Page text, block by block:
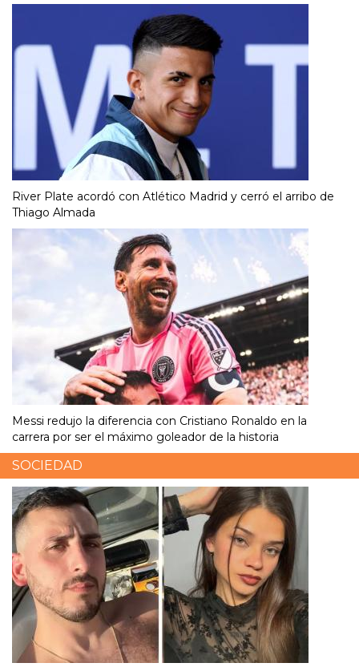
River Plate acordó con Atlético Madrid y cerró el arribo de
Thiago Almada
Messi redujo la diferencia con Cristiano Ronaldo en la
carrera por ser el máximo goleador de la historia
SOCIEDAD